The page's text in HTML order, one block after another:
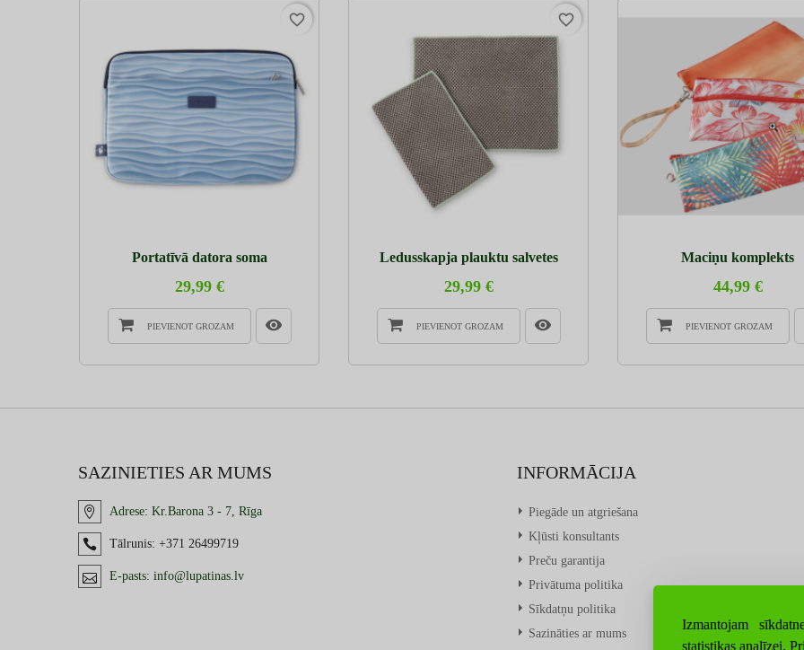
Izmantojam
statistikas analīzei.
Portatīvā datora soma
29,99 €
PIEVIENOT GROZAM
favorite_border
Ledusskapja plauktu salvetes
29,99 €
PIEVIENOT GROZAM
favorite_border
Maciņu komplekts
44,99 €
PIEVIENOT GROZAM
SAZINIETIES AR MUMS
Adrese: Kr.Barona 3 - 7, Rīga
Tālrunis: +371 26499719
E-pasts: info@lupatinas.lv
INFORMĀCIJA
Piegāde un atgriešana
Kļūsti konsultants
Preču garantija
Privātuma politika
Sīkdatņu politika
Sazināties ar mums